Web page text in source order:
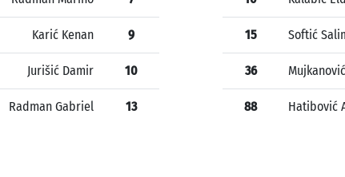
Karić Kenan 9
Jurišić Damir 10
Radman Gabriel 13
15 Softić
36
88 Hatibović